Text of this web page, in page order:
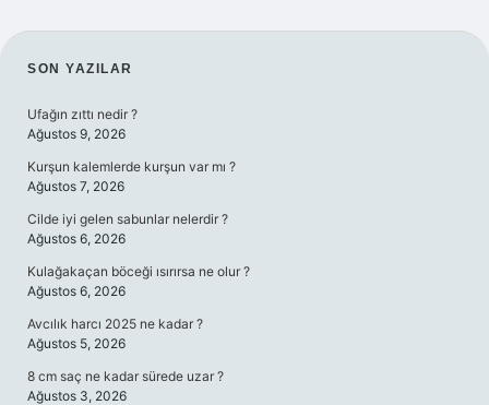
SIDEBAR
SON YAZILAR
Ufağın zıttı nedir ?
Ağustos 9, 2026
Kurşun kalemlerde kurşun var mı ?
Ağustos 7, 2026
Cilde iyi gelen sabunlar nelerdir ?
Ağustos 6, 2026
Kulağakaçan böceği ısırırsa ne olur ?
Ağustos 6, 2026
Avcılık harcı 2025 ne kadar ?
Ağustos 5, 2026
8 cm saç ne kadar sürede uzar ?
Ağustos 3, 2026